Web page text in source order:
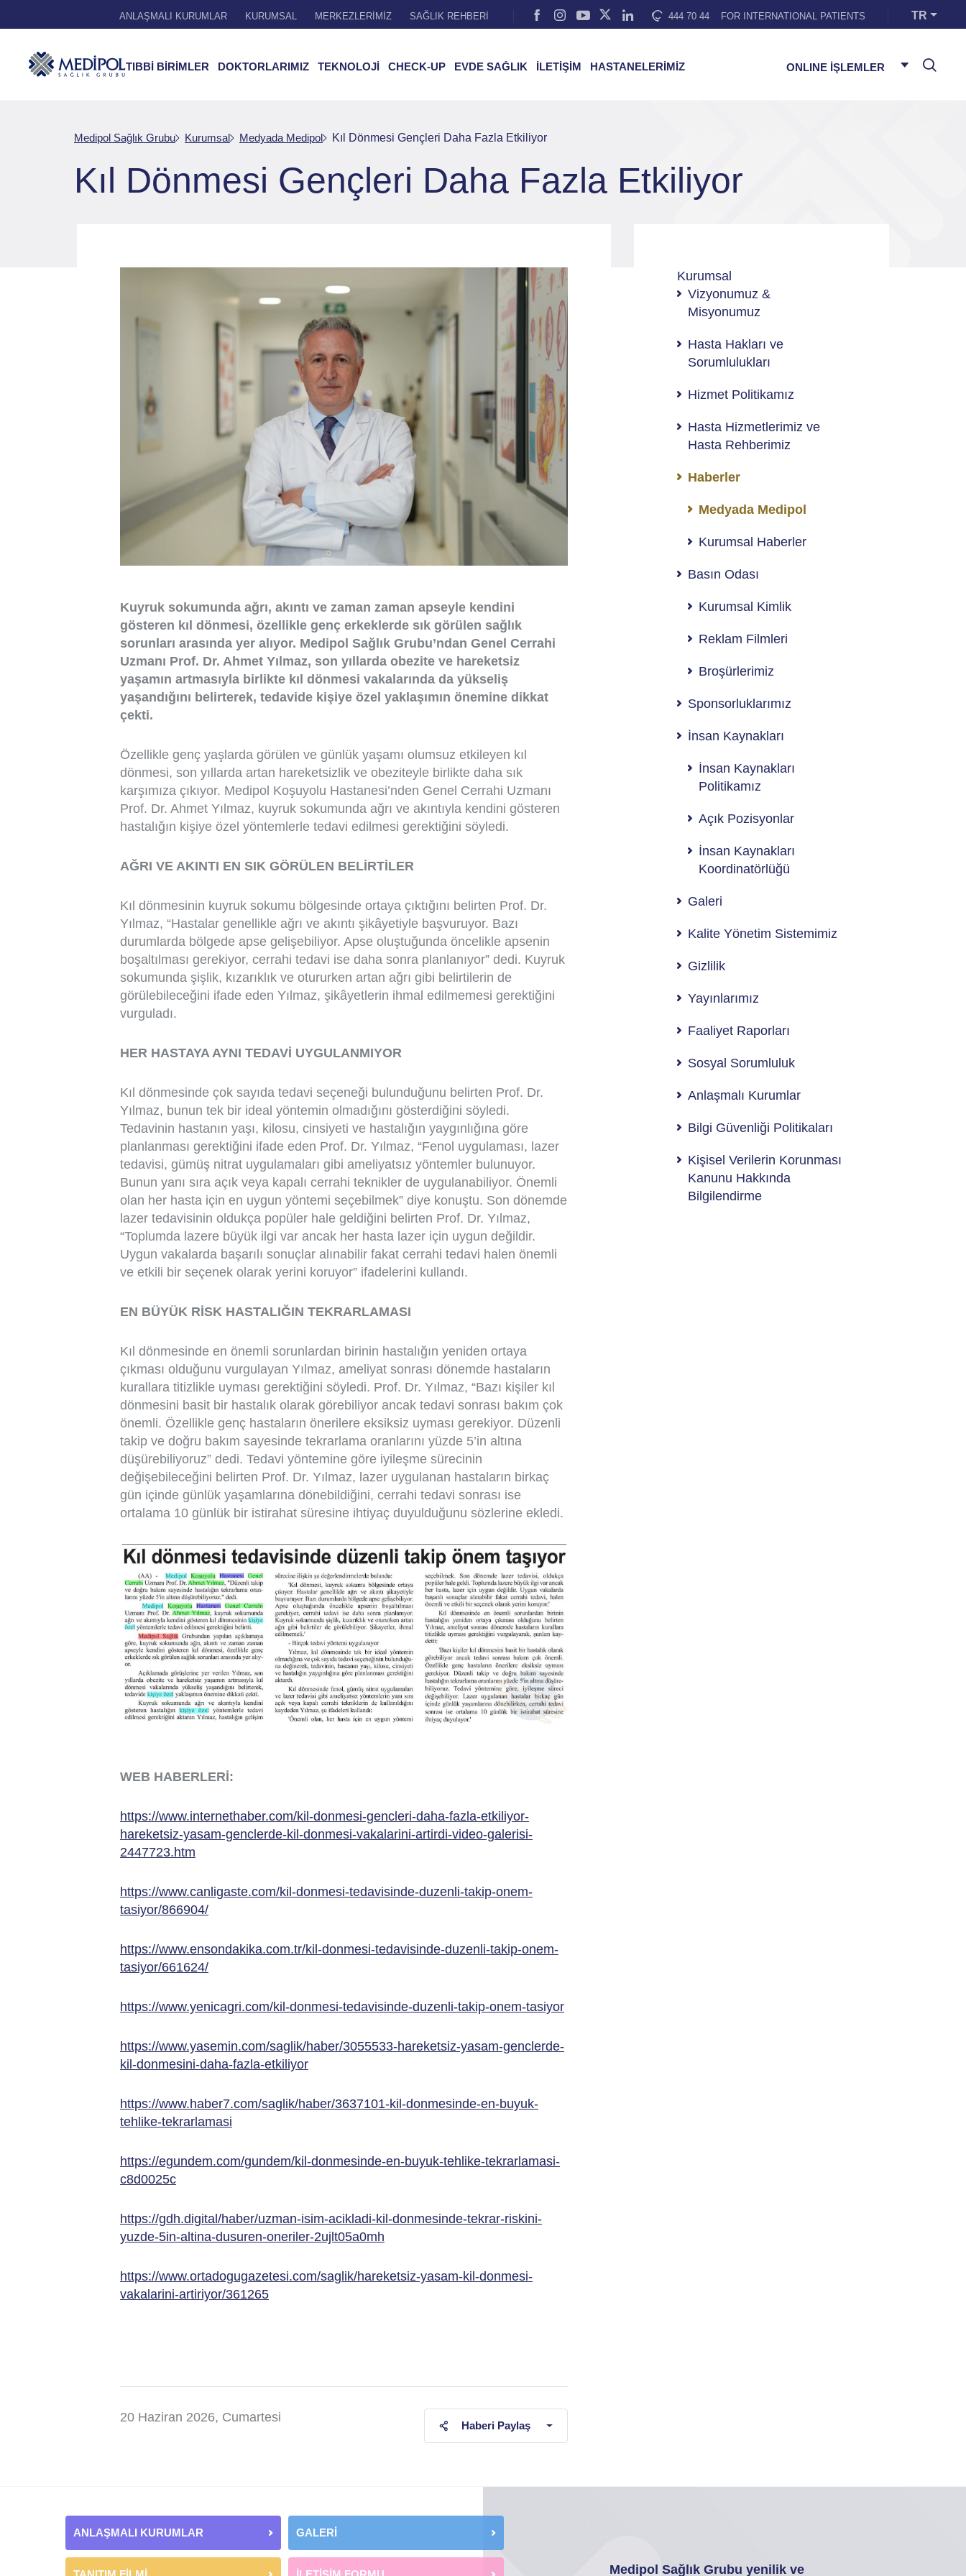
ANLAŞMALI KURUMLAR KURUMSAL MERKEZLERİMİZ SAĞLIK REHBERİ 444 70 44 FOR INTERNATIONAL PATIENTS TR
TIBBİ BİRİMLER DOKTORLARIMIZ TEKNOLOJİ CHECK-UP EVDE SAĞLIK İLETİŞİM HASTANELERİMİZ ONLINE İŞLEMLER
Medipol Sağlık Grubu Kurumsal Medyada Medipol Kıl Dönmesi Gençleri Daha Fazla Etkiliyor
Kıl Dönmesi Gençleri Daha Fazla Etkiliyor
Kuyruk sokumunda ağrı, akıntı ve zaman zaman apseyle kendini
gösteren kıl dönmesi, özellikle genç erkeklerde sık görülen sağlık
sorunları arasında yer alıyor. Medipol Sağlık Grubu’ndan Genel Cerrahi
Uzmanı Prof. Dr. Ahmet Yılmaz, son yıllarda obezite ve hareketsiz
yaşamın artmasıyla birlikte kıl dönmesi vakalarında da yükseliş
yaşandığını belirterek, tedavide kişiye özel yaklaşımın önemine dikkat
çekti.
Özellikle genç yaşlarda görülen ve günlük yaşamı olumsuz etkileyen kıl
dönmesi, son yıllarda artan hareketsizlik ve obeziteyle birlikte daha sık
karşımıza çıkıyor. Medipol Koşuyolu Hastanesi’nden Genel Cerrahi Uzmanı
Prof. Dr. Ahmet Yılmaz, kuyruk sokumunda ağrı ve akıntıyla kendini gösteren
hastalığın kişiye özel yöntemlerle tedavi edilmesi gerektiğini söyledi.
AĞRI VE AKINTI EN SIK GÖRÜLEN BELİRTİLER
Kıl dönmesinin kuyruk sokumu bölgesinde ortaya çıktığını belirten Prof. Dr.
Yılmaz, “Hastalar genellikle ağrı ve akıntı şikâyetiyle başvuruyor. Bazı
durumlarda bölgede apse gelişebiliyor. Apse oluştuğunda öncelikle apsenin
boşaltılması gerekiyor, cerrahi tedavi ise daha sonra planlanıyor” dedi. Kuyruk
sokumunda şişlik, kızarıklık ve otururken artan ağrı gibi belirtilerin de
görülebileceğini ifade eden Yılmaz, şikâyetlerin ihmal edilmemesi gerektiğini
vurguladı.
HER HASTAYA AYNI TEDAVİ UYGULANMIYOR
Kıl dönmesinde çok sayıda tedavi seçeneği bulunduğunu belirten Prof. Dr.
Yılmaz, bunun tek bir ideal yöntemin olmadığını gösterdiğini söyledi.
Tedavinin hastanın yaşı, kilosu, cinsiyeti ve hastalığın yaygınlığına göre
planlanması gerektiğini ifade eden Prof. Dr. Yılmaz, “Fenol uygulaması, lazer
tedavisi, gümüş nitrat uygulamaları gibi ameliyatsız yöntemler bulunuyor.
Bunun yanı sıra açık veya kapalı cerrahi teknikler de uygulanabiliyor. Önemli
olan her hasta için en uygun yöntemi seçebilmek” diye konuştu. Son dönemde
lazer tedavisinin oldukça popüler hale geldiğini belirten Prof. Dr. Yılmaz,
“Toplumda lazere büyük ilgi var ancak her hasta lazer için uygun değildir.
Uygun vakalarda başarılı sonuçlar alınabilir fakat cerrahi tedavi halen önemli
ve etkili bir seçenek olarak yerini koruyor” ifadelerini kullandı.
EN BÜYÜK RİSK HASTALIĞIN TEKRARLAMASI
Kıl dönmesinde en önemli sorunlardan birinin hastalığın yeniden ortaya
çıkması olduğunu vurgulayan Yılmaz, ameliyat sonrası dönemde hastaların
kurallara titizlikle uyması gerektiğini söyledi. Prof. Dr. Yılmaz, “Bazı kişiler kıl
dönmesini basit bir hastalık olarak görebiliyor ancak tedavi sonrası bakım çok
önemli. Özellikle genç hastaların önerilere eksiksiz uyması gerekiyor. Düzenli
takip ve doğru bakım sayesinde tekrarlama oranlarını yüzde 5’in altına
düşürebiliyoruz” dedi. Tedavi yöntemine göre iyileşme sürecinin
değişebileceğini belirten Prof. Dr. Yılmaz, lazer uygulanan hastaların birkaç
gün içinde günlük yaşamlarına dönebildiğini, cerrahi tedavi sonrası ise
ortalama 10 günlük bir istirahat süresine ihtiyaç duyulduğunu sözlerine ekledi.
WEB HABERLERİ:
https://www.internethaber.com/kil-donmesi-gencleri-daha-fazla-etkiliyor-
hareketsiz-yasam-genclerde-kil-donmesi-vakalarini-artirdi-video-galerisi-
2447723.htm
https://www.canligaste.com/kil-donmesi-tedavisinde-duzenli-takip-onem-
tasiyor/866904/
https://www.ensondakika.com.tr/kil-donmesi-tedavisinde-duzenli-takip-onem-
tasiyor/661624/
https://www.yenicagri.com/kil-donmesi-tedavisinde-duzenli-takip-onem-tasiyor
https://www.yasemin.com/saglik/haber/3055533-hareketsiz-yasam-genclerde-
kil-donmesini-daha-fazla-etkiliyor
https://www.haber7.com/saglik/haber/3637101-kil-donmesinde-en-buyuk-
tehlike-tekrarlamasi
https://egundem.com/gundem/kil-donmesinde-en-buyuk-tehlike-tekrarlamasi-
c8d0025c
https://gdh.digital/haber/uzman-isim-acikladi-kil-donmesinde-tekrar-riskini-
yuzde-5in-altina-dusuren-oneriler-2ujlt05a0mh
https://www.ortadogugazetesi.com/saglik/hareketsiz-yasam-kil-donmesi-
vakalarini-artiriyor/361265
20 Haziran 2026, Cumartesi
Haberi Paylaş
Kurumsal
Vizyonumuz &
Misyonumuz
Hasta Hakları ve
Sorumlulukları
Hizmet Politikamız
Hasta Hizmetlerimiz ve
Hasta Rehberimiz
Haberler
Medyada Medipol
Kurumsal Haberler
Basın Odası
Kurumsal Kimlik
Reklam Filmleri
Broşürlerimiz
Sponsorluklarımız
İnsan Kaynakları
İnsan Kaynakları
Politikamız
Açık Pozisyonlar
İnsan Kaynakları
Koordinatörlüğü
Galeri
Kalite Yönetim Sistemimiz
Gizlilik
Yayınlarımız
Faaliyet Raporları
Sosyal Sorumluluk
Anlaşmalı Kurumlar
Bilgi Güvenliği Politikaları
Kişisel Verilerin Korunması
Kanunu Hakkında
Bilgilendirme
ANLAŞMALI KURUMLAR GALERİ
Medipol Sağlık Grubu yenilik ve